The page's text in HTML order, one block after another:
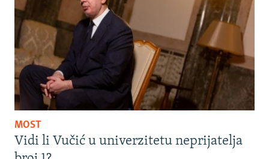
MOST
Vidi li Vučić u univerzitetu neprijatelja